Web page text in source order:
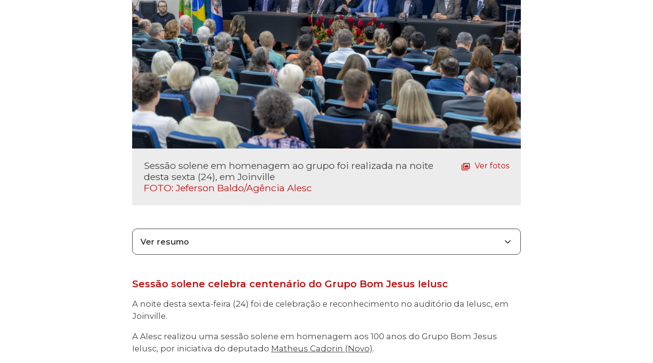
Sessão solene em homenagem ao grupo foi realizada na noite
desta sexta (24), em Joinville
FOTO: Jeferson Baldo/Agência Alesc
Ver fotos
Ver resumo
Sessão solene celebra centenário do Grupo Bom Jesus Ielusc
A noite desta sexta-feira (24) foi de celebração e reconhecimento no auditório da Ielusc, em
Joinville.
A Alesc realizou uma sessão solene em homenagem aos 100 anos do Grupo Bom Jesus
Ielusc, por iniciativa do deputado Matheus Cadorin (Novo).